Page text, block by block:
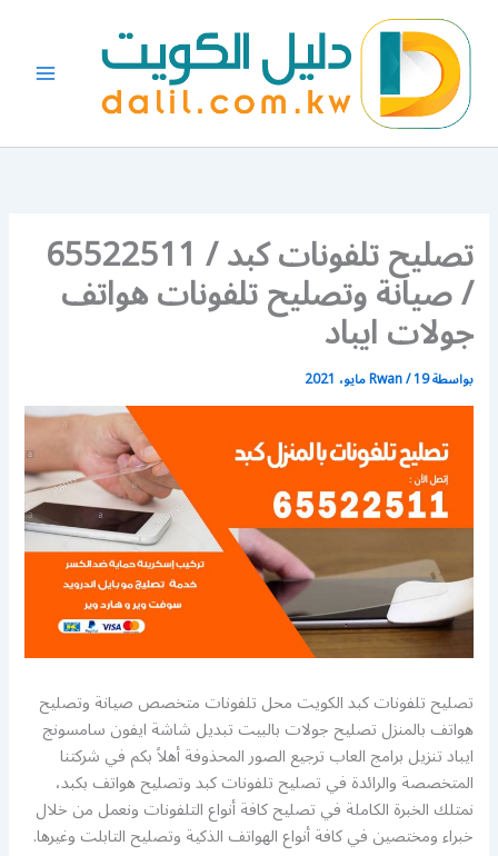
المحتوى
تصليح تلفونات كبد / 65522511
/ صيانة وتصليح تلفونات هواتف
جولات ايباد
بواسطة Rwan/19 مايو، 2021
تصليح تلفونات كبد الكويت محل تلفونات متخصص صيانة وتصليح
هواتف بالمنزل تصليح جولات بالبيت تبديل شاشة ايفون سامسونج
ايباد تنزيل برامج العاب ترجيع الصور المحذوفة أهلاً بكم في شركتنا
المتخصصة والرائدة في تصليح تلفونات كبد وتصليح هواتف بكبد،
نمتلك الخبرة الكاملة في تصليح كافة أنواع التلفونات ونعمل من خلال
خبراء ومختصين في كافة أنواع الهواتف الذكية وتصليح التابلت وغيرها.